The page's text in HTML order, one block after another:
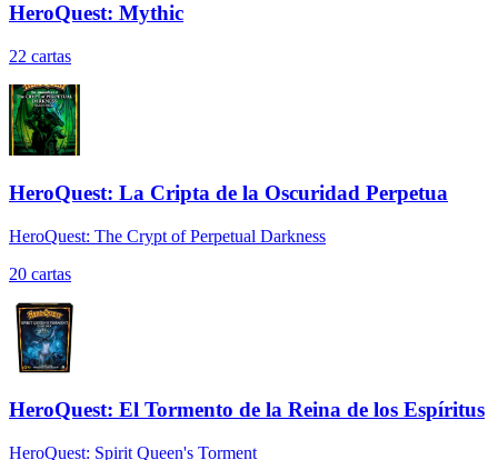
HeroQuest: Mythic
22 cartas
HeroQuest: La Cripta de la Oscuridad Perpetua
HeroQuest: The Crypt of Perpetual Darkness
20 cartas
HeroQuest: El Tormento de la Reina de los Espíritus
HeroQuest: Spirit Queen's Torment